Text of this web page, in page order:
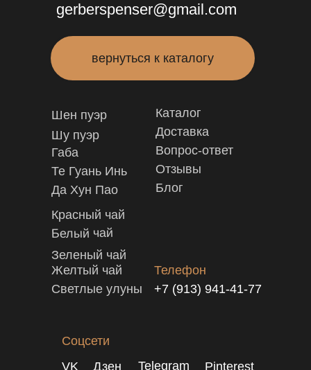
gerberspenser@gmail.com
+7 (913) 941-41-77
Шу пуэр
Шен пуэр
Те Гуань Инь
Габа
Да Хун Пао
Красный чай
Каталог
Вопрос-ответ
Блог
Отзывы
Доставка
Зеленый чай
Желтый чай
Белый чай
Светлые улуны
Телефон
Pinterest
Telegram
VK Дзен
вернуться к каталогу
Соцсети